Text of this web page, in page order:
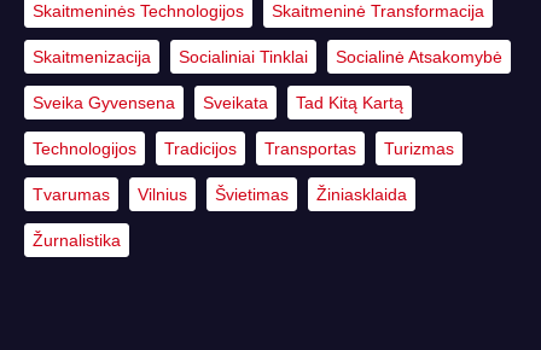
Skaitmeninės Technologijos Skaitmeninė Transformacija
Skaitmenizacija Socialiniai Tinklai Socialinė Atsakomybė
Sveika Gyvensena Sveikata Tad Kitą Kartą
Technologijos Tradicijos Transportas Turizmas
Tvarumas Vilnius Švietimas Žiniasklaida
Žurnalistika